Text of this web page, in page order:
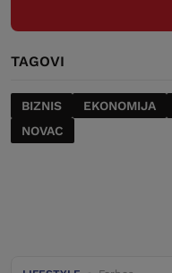
TAGOVI
BIZNIS EKONOMIJA
NOVAC